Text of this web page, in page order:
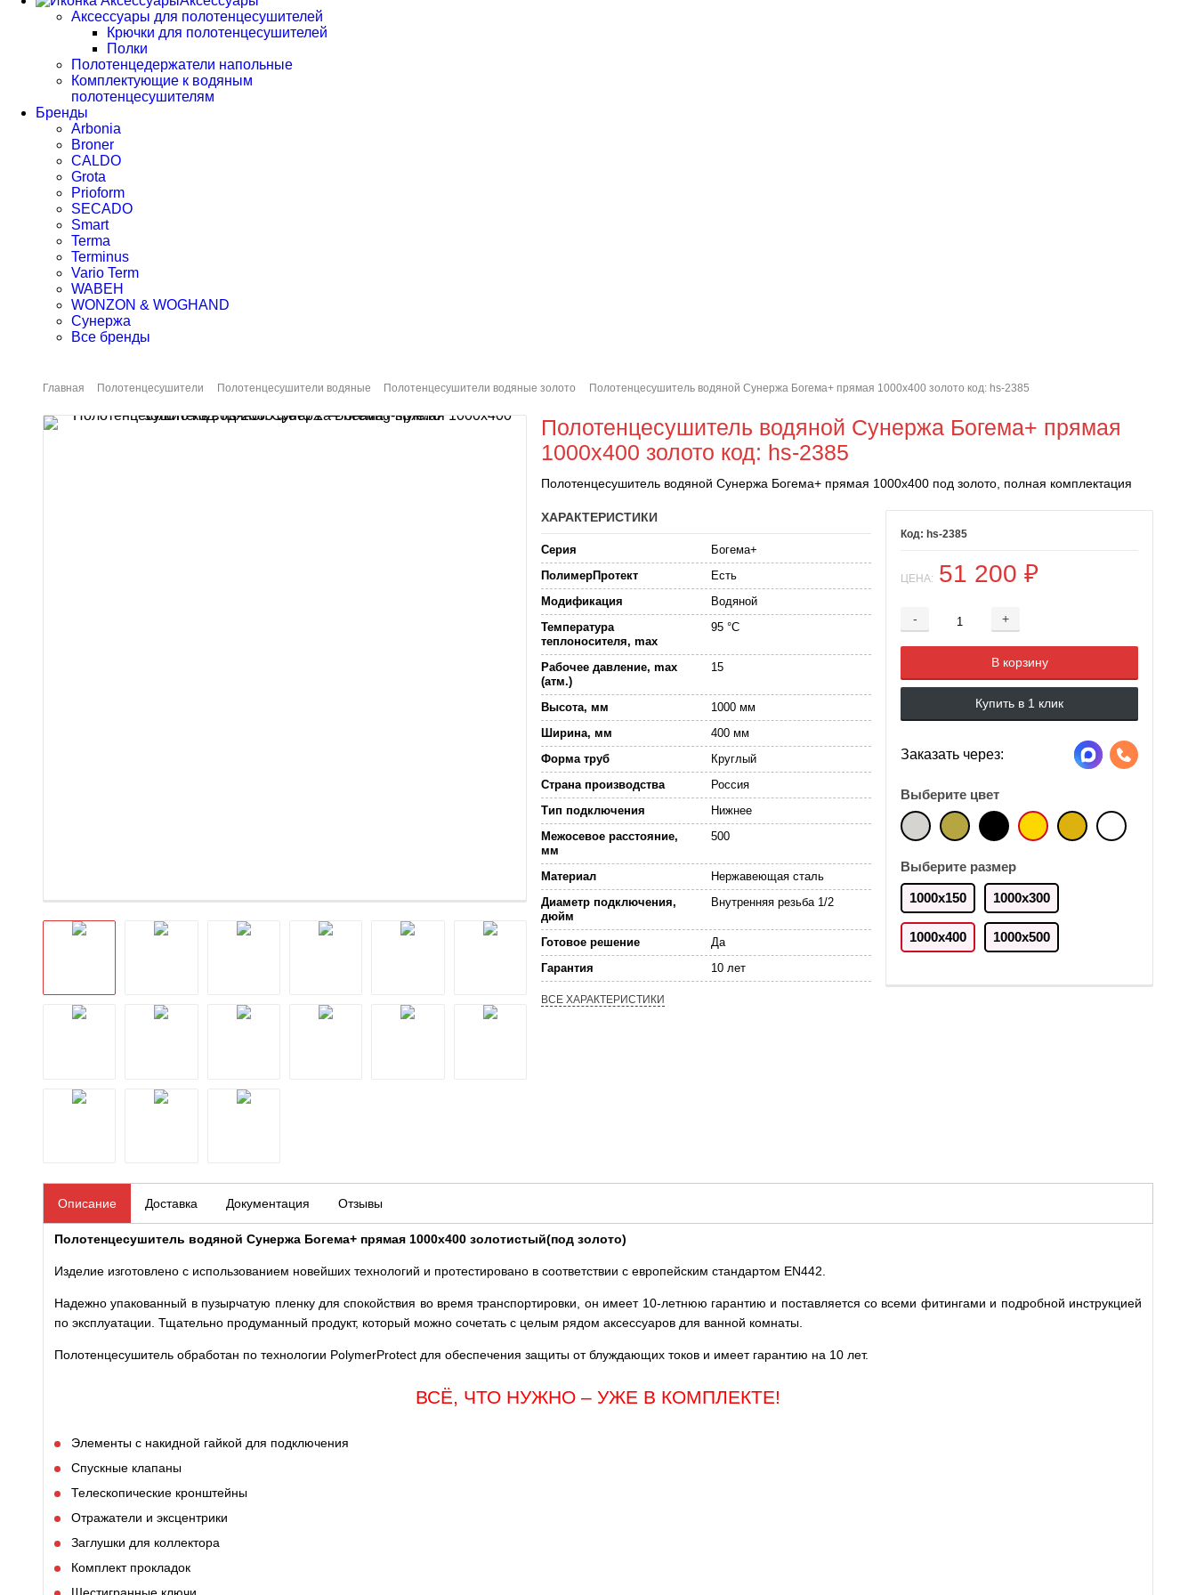
Аксессуары для полотенцесушителей
Крючки для полотенцесушителей
Полки
Полотенцедержатели напольные
Комплектующие к водяным
полотенцесушителям
Бренды
Arbonia
Broner
CALDO
Grota
Prioform
SECADO
Smart
Terma
Terminus
Vario Term
WABEH
WONZON & WOGHAND
Сунержа
Все бренды
Главная Полотенцесушители Полотенцесушители водяные Полотенцесушители водяные золото Полотенцесушитель водяной Сунержа Богема+ прямая 1000x400 золото код: hs-2385
Полотенцесушитель водяной Сунержа Богема+ прямая
1000x400 золото код: hs-2385
Полотенцесушитель водяной Сунержа Богема+ прямая 1000x400 под золото, полная комплектация
hs-2385
ЦЕНА: 51 200 ₽
- +
Добавляется...
В корзину
Добавлен
Купить в 1 клик
Заказать через:
Выберите цвет
Выберите размер
1000х150 1000х300
1000x400 1000х500
ХАРАКТЕРИСТИКИ
Серия
Богема+
ПолимерПротект
Есть
Модификация
Водяной
Температура
теплоносителя, max
95 °C
Рабочее давление, max
(атм.)
15
Высота, мм
1000 мм
Ширина, мм
400 мм
Форма труб
Круглый
Страна производства
Россия
Тип подключения
Нижнее
Межосевое расстояние,
мм
500
Материал
Нержавеющая сталь
Диаметр подключения,
дюйм
Внутренняя резьба 1/2
Готовое решение
Да
Гарантия
10 лет
ВСЕ ХАРАКТЕРИСТИКИ
Описание Доставка Документация Отзывы
Полотенцесушитель водяной Сунержа Богема+ прямая 1000x400 золотистый(под золото)
Изделие изготовлено с использованием новейших технологий и протестировано в соответствии с европейским стандартом EN442.
Надежно упакованный в пузырчатую пленку для спокойствия во время транспортировки, он имеет 10-летнюю гарантию и поставляется со всеми фитингами и подробной инструкцией
по эксплуатации. Тщательно продуманный продукт, который можно сочетать с целым рядом аксессуаров для ванной комнаты.
Полотенцесушитель обработан по технологии PolymerProtect для обеспечения защиты от блуждающих токов и имеет гарантию на 10 лет.
ВСЁ, ЧТО НУЖНО – УЖЕ В КОМПЛЕКТЕ!
Элементы с накидной гайкой для подключения
Спускные клапаны
Телескопические кронштейны
Отражатели и эксцентрики
Заглушки для коллектора
Комплект прокладок